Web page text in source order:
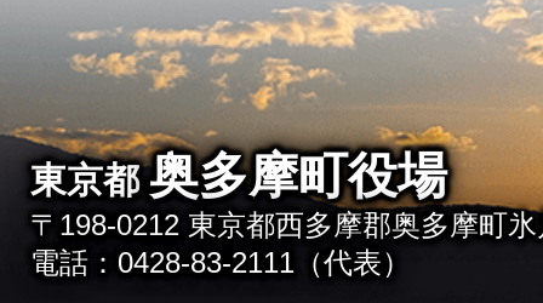
東京都 奥多摩町役場
〒198-0212 東京都西多摩郡奥多摩町
電話：0428-83-2111（代表）